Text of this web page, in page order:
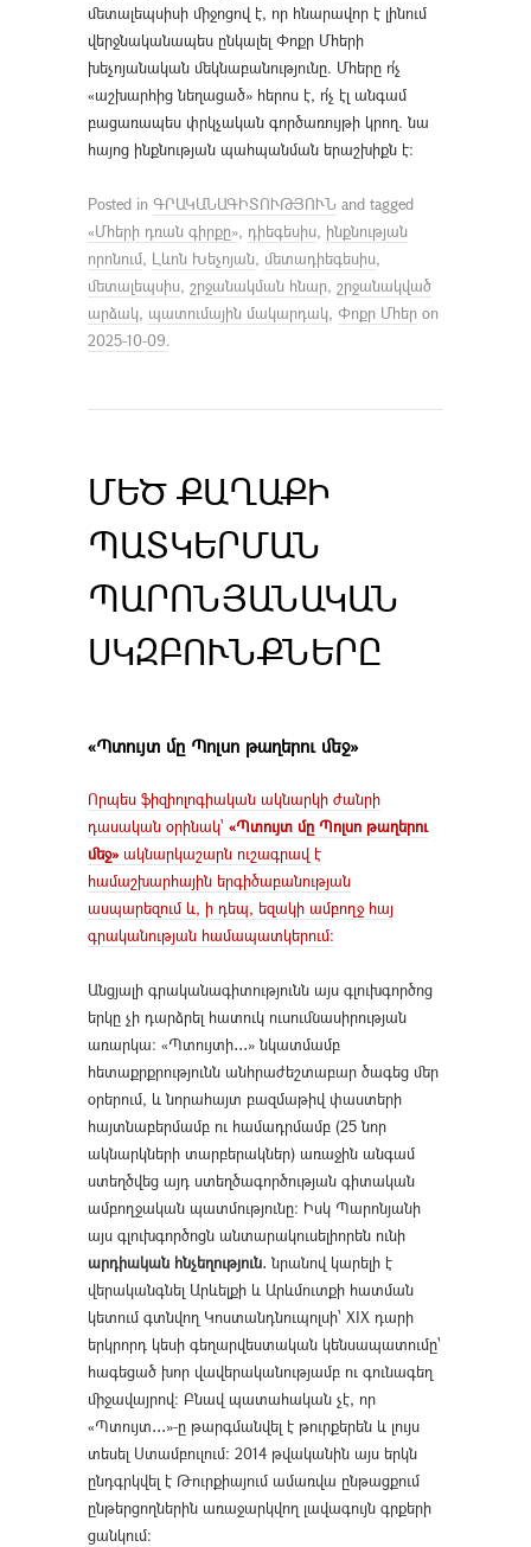
մետալեպսիսի միջոցով է, որ հնարավոր է լինում
վերջնականապես ընկալել Փոքր Մհերի
խեչոյանական մեկնաբանությունը. Մհերը ո՛չ
«աշխարհից նեղացած» հերոս է, ո՛չ էլ անգամ
բացառապես փրկչական գործառույթի կրող. նա
հայոց ինքնության պահպանման երաշխիքն է:
Posted in ԳՐԱԿԱՆԱԳԻՏՈՒԹՅՈՒՆ and tagged
«Մհերի դռան գիրքը», դիեգեսիս, ինքնության
որոնում, Լևոն Խեչոյան, մետադիեգեսիս,
մետալեպսիս, շրջանակման հնար, շրջանակված
արձակ, պատումային մակարդակ, Փոքր Մհեր on
2025-10-09.
ՄԵԾ ՔԱՂԱՔԻ
ՊԱՏԿԵՐՄԱՆ
ՊԱՐՈՆՅԱՆԱԿԱՆ
ՍԿԶԲՈՒՆՔՆԵՐԸ
«Պտույտ մը Պոլսո թաղերու մեջ»
Որպես ֆիզիոլոգիական ակնարկի ժանրի
դասական օրինակ՝ «Պտույտ մը Պոլսո թաղերու
մեջ»ակնարկաշարն ուշագրավ է
համաշխարհային երգիծաբանության
ասպարեզում և, ի դեպ, եզակի ամբողջ հայ
գրականության համապատկերում։
Անցյալի գրականագիտությունն այս գլուխգործոց
երկը չի դարձրել հատուկ ուսումնասիրության
առարկա: «Պտույտի․․․» նկատմամբ
հետաքրքրությունն անհրաժեշտաբար ծագեց մեր
օրերում, և նորահայտ բազմաթիվ փաստերի
հայտնաբերմամբ ու համադրմամբ (25 նոր
ակնարկների տարբերակներ) առաջին անգամ
ստեղծվեց այդ ստեղծագործության գիտական
ամբողջական պատմությունը։ Իսկ Պարոնյանի
այս գլուխգործոցն անտարակուսելիորեն ունի
արդիական հնչեղություն․ նրանով կարելի է
վերականգնել Արևելքի և Արևմուտքի հատման
կետում գտնվող Կոստանդնուպոլսի՝ XIX դարի
երկրորդ կեսի գեղարվեստական կենսապատումը՝
հագեցած խոր վավերականությամբ ու գունագեղ
միջավայրով։ Բնավ պատահական չէ, որ
«Պտույտ․․․»-ը թարգմանվել է թուրքերեն և լույս
տեսել Ստամբուլում: 2014 թվականին այս երկն
ընդգրկվել է Թուրքիայում ամառվա ընթացքում
ընթերցողներին առաջարկվող լավագույն գրքերի
ցանկում: